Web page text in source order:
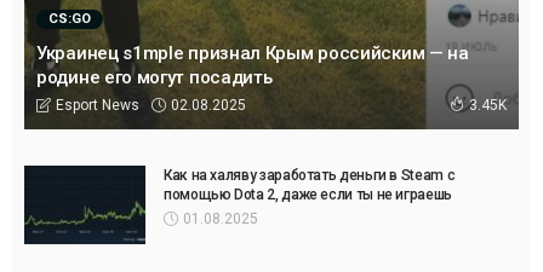
CS:GO
Украинец s1mple признал Крым российским — на
родине его могут посадить
Esport News 02.08.2025 3.45K
Как на халяву заработать деньги в Steam с
помощью Dota 2, даже если ты не играешь
01.08.2025